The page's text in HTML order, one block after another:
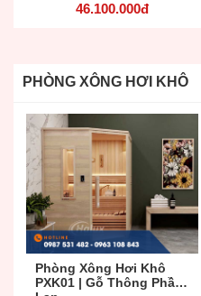
46.100.000đ
PHÒNG XÔNG HƠI KHÔ
Phòng Xông Hơi Khô
PXK01 | Gỗ Thông Phần